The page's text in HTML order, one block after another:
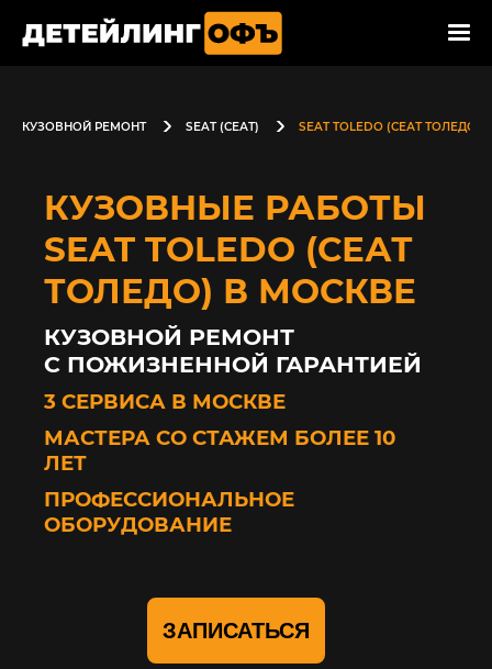
КУЗОВНОЙ РЕМОНТ SEAT (СЕАТ) SEAT TOLEDO (СЕАТ ТОЛЕДО)
КУЗОВНЫЕ РАБОТЫ
SEAT TOLEDO (СЕАТ
ТОЛЕДО) В МОСКВЕ
КУЗОВНОЙ РЕМОНТ
С ПОЖИЗНЕННОЙ ГАРАНТИЕЙ
3 СЕРВИСА В МОСКВЕ
МАСТЕРА СО СТАЖЕМ БОЛЕЕ 10
ЛЕТ
ПРОФЕССИОНАЛЬНОЕ
ОБОРУДОВАНИЕ
ЗАПИСАТЬСЯ